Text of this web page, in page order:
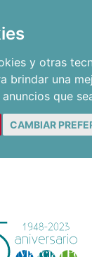
y otras
brindar una
que
CAMBIAR